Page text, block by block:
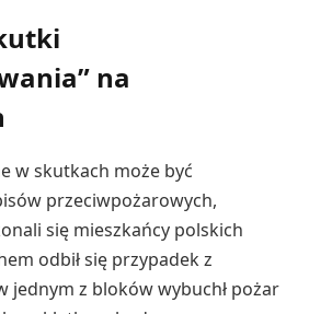
na
w skutkach może być
przeciwpożarowych,
się mieszkańcy polskich
odbił się przypadek z
jednym z bloków wybuchł pożar